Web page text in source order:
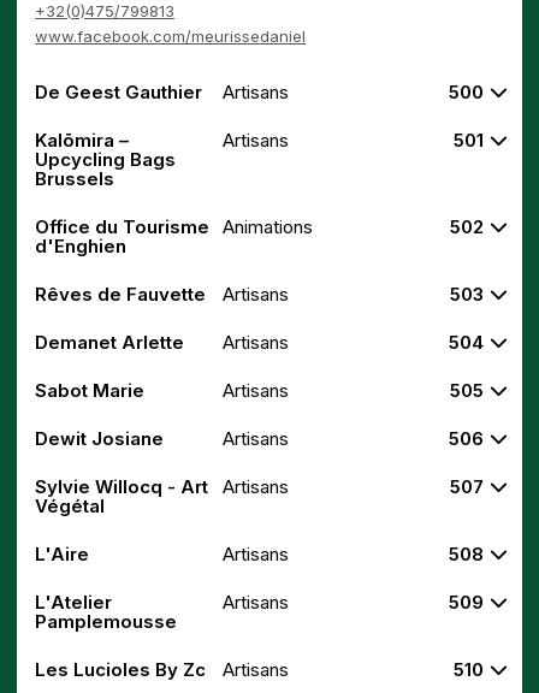
+32(0)475/799813
www.facebook.com/meurissedaniel
De Geest Gauthier Artisans 500
Kalōmira –
Upcycling Bags
Brussels
Artisans 501
Office du Tourisme
d'Enghien
Animations 502
Rêves de Fauvette Artisans 503
Demanet Arlette Artisans 504
Sabot Marie Artisans 505
Dewit Josiane Artisans 506
Sylvie Willocq - Art
Végétal
Artisans 507
L'Aire Artisans 508
L'Atelier
Pamplemousse
Artisans 509
Les Lucioles By Zc Artisans 510